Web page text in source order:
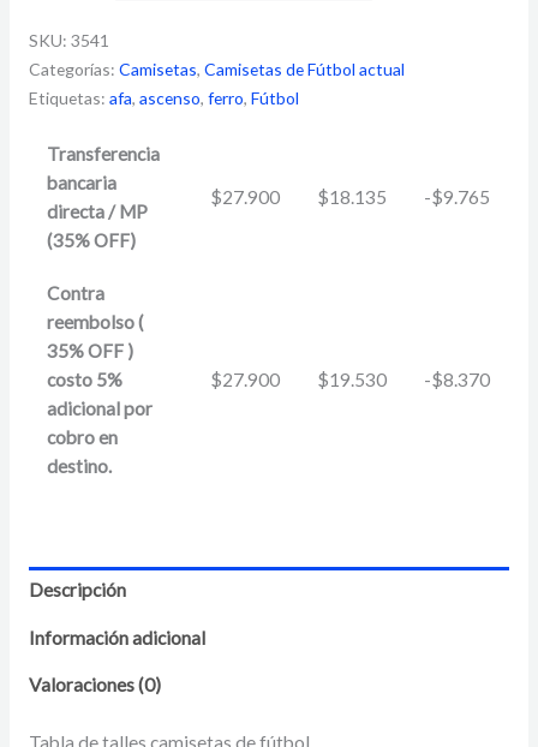
SKU: 3541
Categorías: Camisetas, Camisetas de Fútbol actual
Etiquetas: afa, ascenso, ferro, Fútbol
Transferencia
bancaria
directa / MP
(35% OFF)
$27.900 $18.135 -$9.765
Contra
reembolso (
35% OFF )
costo 5%
adicional por
cobro en
destino.
$27.900 $19.530 -$8.370
Descripción
Información adicional
Valoraciones (0)
Tabla de talles camisetas de fútbol